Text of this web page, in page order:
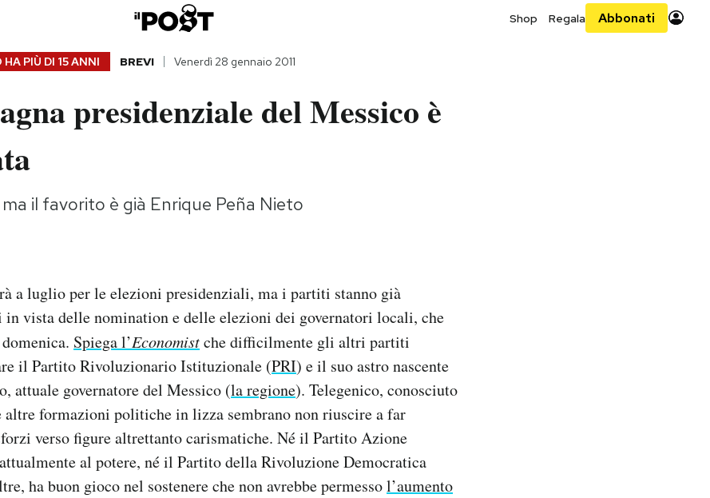
Shop Regala Abbonati
PIÙ DI 15 ANNI BREVI Venerdì 28 gennaio 2011
presidenziale del Messico è
il favorito è già Enrique Peña Nieto
a luglio per le elezioni presidenziali, ma i partiti stanno già
in vista delle nomination e delle elezioni dei governatori locali, che
Spiega l’Economistche difficilmente gli altri partiti
il Partito Rivoluzionario Istituzionale (PRI) e il suo astro nascente
attuale governatore del Messico (la regione). Telegenico, conosciuto
formazioni politiche in lizza sembrano non riuscire a far
verso figure altrettanto carismatiche. Né il Partito Azione
al potere, né il Partito della Rivoluzione Democratica
ha buon gioco nel sostenere che non avrebbe permessol’aumento